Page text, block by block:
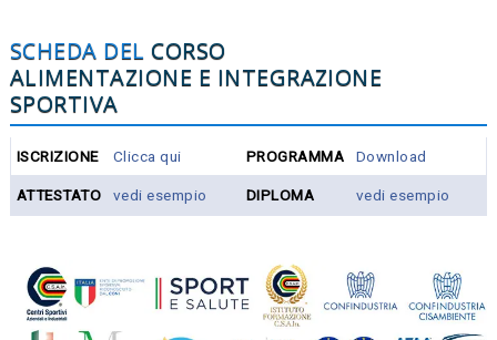
SCHEDA DELCORSO
ALIMENTAZIONE E INTEGRAZIONE
SPORTIVA
ISCRIZIONE Clicca qui PROGRAMMA Download
ATTESTATO vedi esempio DIPLOMA vedi esempio